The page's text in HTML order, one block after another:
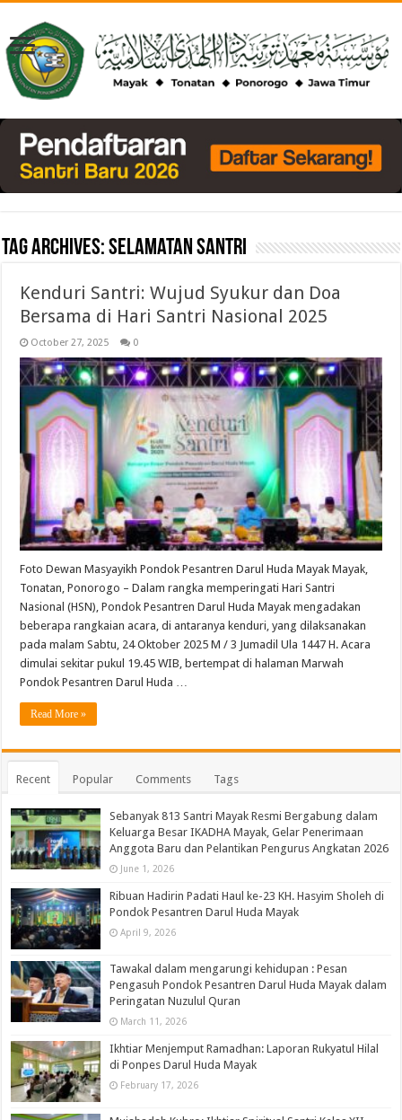
Tag Archives:Selamatan Santri
Kenduri Santri: Wujud Syukur dan Doa
Bersama di Hari Santri Nasional 2025
October 27, 2025 0
Foto Dewan Masyayikh Pondok Pesantren Darul Huda Mayak Mayak,
Tonatan, Ponorogo – Dalam rangka memperingati Hari Santri
Nasional (HSN), Pondok Pesantren Darul Huda Mayak mengadakan
beberapa rangkaian acara, di antaranya kenduri, yang dilaksanakan
pada malam Sabtu, 24 Oktober 2025 M / 3 Jumadil Ula 1447 H. Acara
dimulai sekitar pukul 19.45 WIB, bertempat di halaman Marwah
Pondok Pesantren Darul Huda …
Read More »
Recent Popular Comments Tags
Sebanyak 813 Santri Mayak Resmi Bergabung dalam
Keluarga Besar IKADHA Mayak, Gelar Penerimaan
Anggota Baru dan Pelantikan Pengurus Angkatan 2026
June 1, 2026
Ribuan Hadirin Padati Haul ke-23 KH. Hasyim Sholeh di
Pondok Pesantren Darul Huda Mayak
April 9, 2026
Tawakal dalam mengarungi kehidupan : Pesan
Pengasuh Pondok Pesantren Darul Huda Mayak dalam
Peringatan Nuzulul Quran
March 11, 2026
Ikhtiar Menjemput Ramadhan: Laporan Rukyatul Hilal
di Ponpes Darul Huda Mayak
February 17, 2026